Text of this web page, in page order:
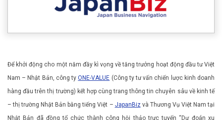
Để khởi động cho một năm đầy kì vọng về tăng trưởng hoạt động đầu tư Việt
Nam – Nhật Bản, công tyONE-VALUE (Công ty tư vấn chiến lược kinh doanh
hàng đầu trên thị trường) kết hợp cùng trang thông tin chuyên sâu về kinh tế
– thị trường Nhật Bản bằng tiếng Việt – JapanBizvà Thương Vụ Việt Nam tại
Nhật Bản đã đồng tổ chức thành công hội thảo trực tuyến “Dự đoán xu